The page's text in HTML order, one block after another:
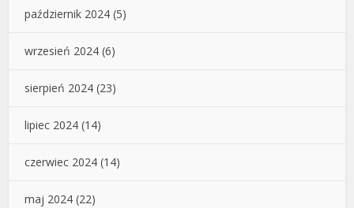
październik 2024 (5)
wrzesień 2024 (6)
sierpień 2024 (23)
lipiec 2024 (14)
czerwiec 2024 (14)
maj 2024 (22)